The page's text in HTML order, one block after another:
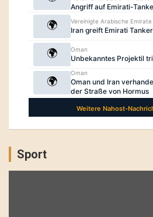
Sport